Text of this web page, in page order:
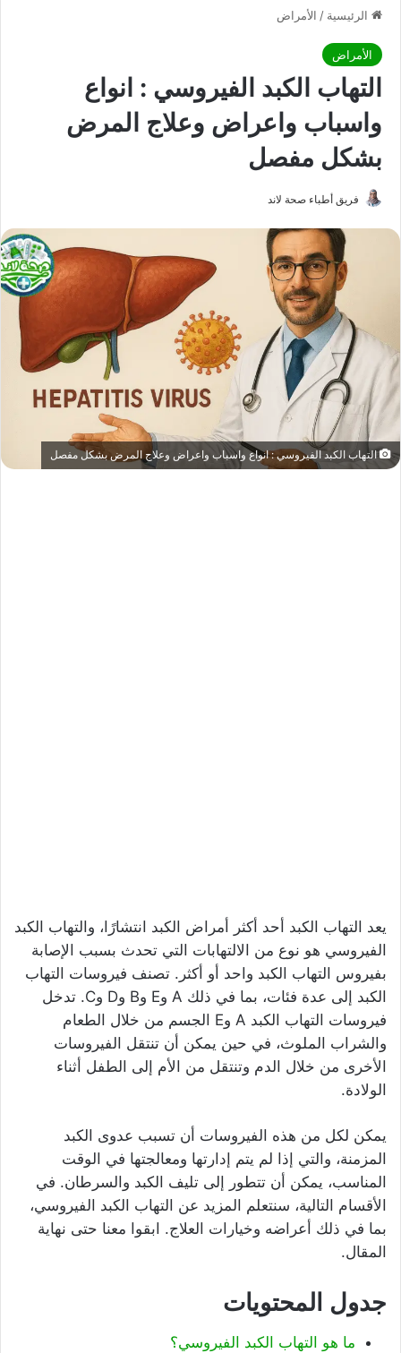
الرئيسية / الأمراض
الأمراض
التهاب الكبد الفيروسي : انواع
واسباب واعراض وعلاج المرض
بشكل مفصل
فريق أطباء صحة لاند
التهاب الكبد الفيروسي : انواع واسباب واعراض وعلاج المرض بشكل مفصل
يعد التهاب الكبد أحد أكثر أمراض الكبد انتشارًا، والتهاب الكبد
الفيروسي هو نوع من الالتهابات التي تحدث بسبب الإصابة
بفيروس التهاب الكبد واحد أو أكثر. تصنف فيروسات التهاب
الكبد إلى عدة فئات، بما في ذلك A وE وB وD وC. تدخل
فيروسات التهاب الكبد A وE الجسم من خلال الطعام
والشراب الملوث، في حين يمكن أن تنتقل الفيروسات
الأخرى من خلال الدم وتنتقل من الأم إلى الطفل أثناء
الولادة.
يمكن لكل من هذه الفيروسات أن تسبب عدوى الكبد
المزمنة، والتي إذا لم يتم إدارتها ومعالجتها في الوقت
المناسب، يمكن أن تتطور إلى تليف الكبد والسرطان. في
الأقسام التالية، سنتعلم المزيد عن التهاب الكبد الفيروسي،
بما في ذلك أعراضه وخيارات العلاج. ابقوا معنا حتى نهاية
المقال.
جدول المحتويات
ما هو التهاب الكبد الفيروسي؟